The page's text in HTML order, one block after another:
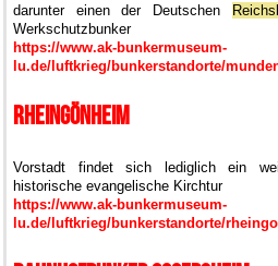
darunter einen der Deutschen
Werkschutzbunker
https://www.ak-bunkermuseum-
lu.de/luftkrieg/bunkerstandorte/
Rheingönheim
Vorstadt findet sich lediglich ein
historische evangelische Kirchtur
https://www.ak-bunkermuseum-
lu.de/luftkrieg/bunkerstandorte/